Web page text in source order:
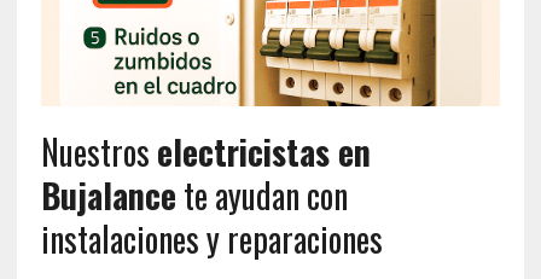
Nuestroselectricistas en
Bujalancete ayudan con
instalaciones y reparaciones